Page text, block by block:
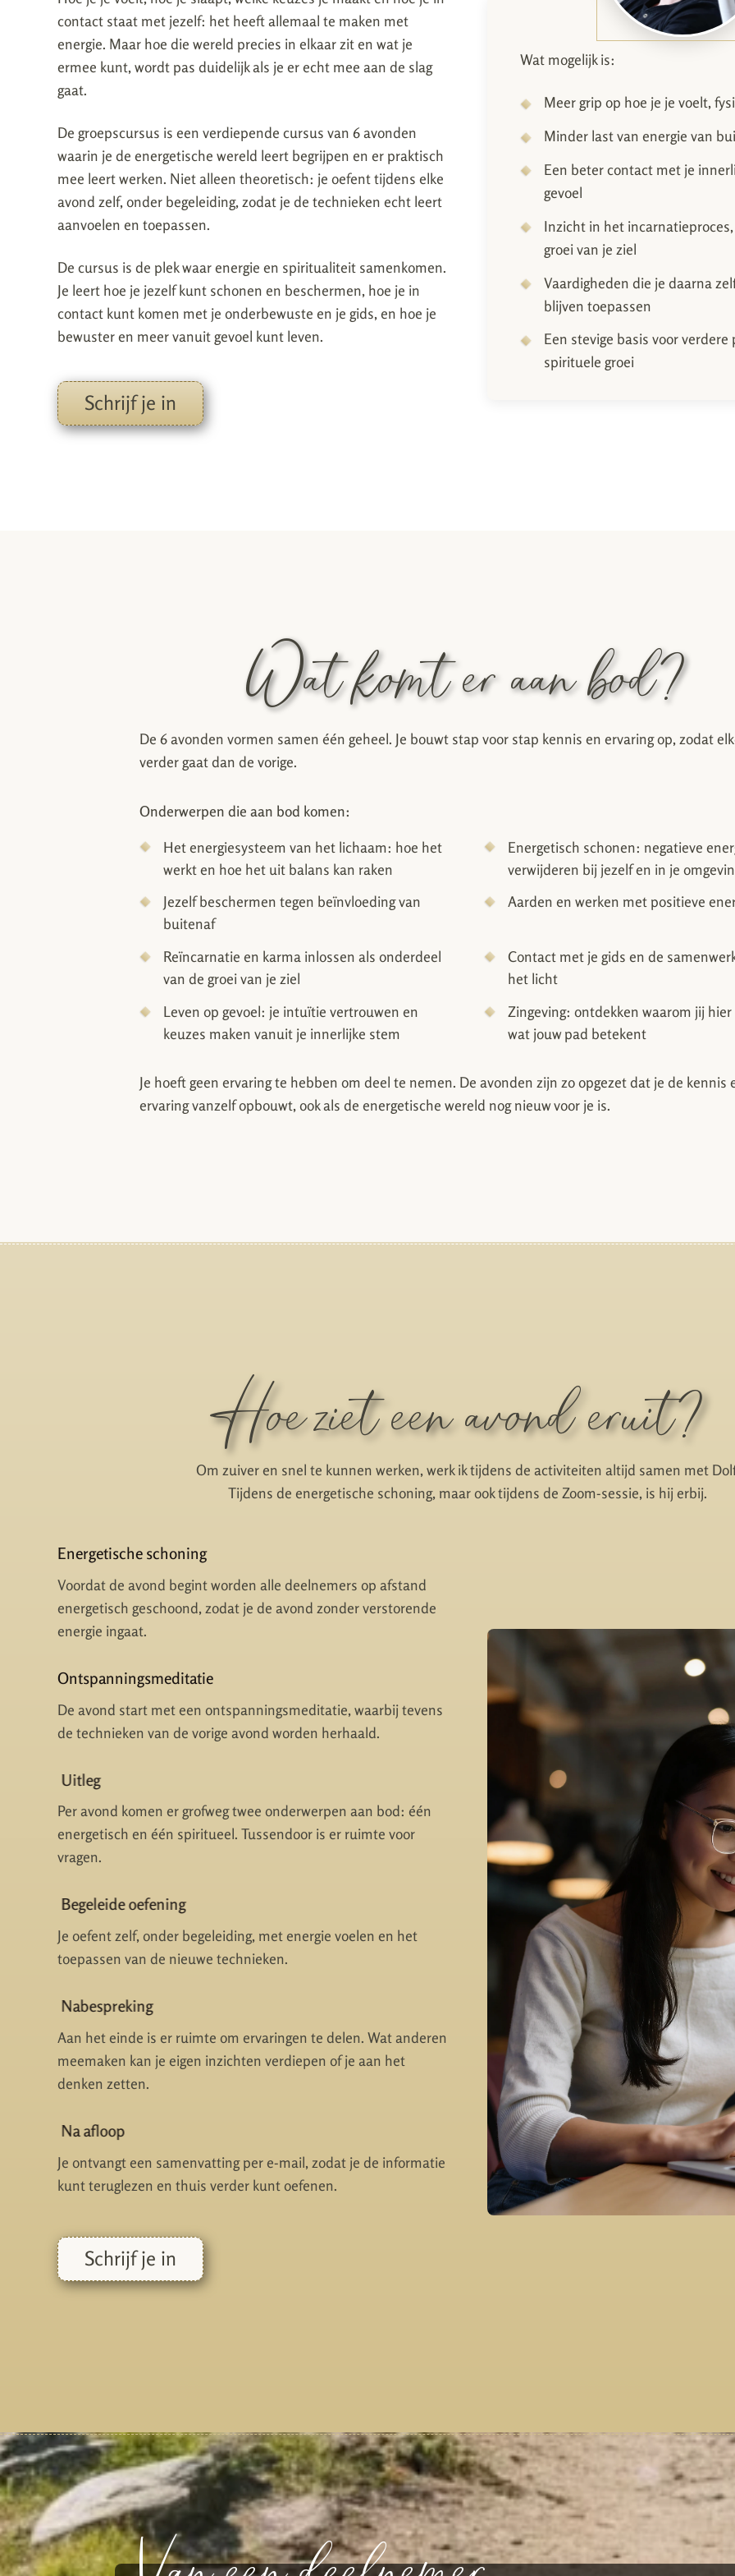
contact staat met jezelf: het heeft allemaal te maken met
energie. Maar hoe die wereld precies in elkaar zit en wat je
ermee kunt, wordt pas duidelijk als je er echt mee aan de slag
gaat.
De groepscursus is een verdiepende cursus van 6 avonden
waarin je de energetische wereld leert begrijpen en er praktisch
mee leert werken. Niet alleen theoretisch: je oefent tijdens elke
avond zelf, onder begeleiding, zodat je de technieken echt leert
aanvoelen en toepassen.
De cursus is de plek waar energie en spiritualiteit samenkomen.
Je leert hoe je jezelf kunt schonen en beschermen, hoe je in
contact kunt komen met je onderbewuste en je gids, en hoe je
bewuster en meer vanuit gevoel kunt leven.
Schrijf je in
Wat mogelijk is:
Meer grip op hoe je je voelt,
Minder last van energie van
Een beter contact met je
gevoel
Inzicht in het
groei van je ziel
Vaardigheden die je daarna
blijven toepassen
Een stevige basis voor verdere
spirituele groei
Wat komt er aan bod?
De 6 avonden vormen samen één geheel. Je bouwt stap voor stap kennis en ervaring op, zodat
verder gaat dan de vorige.
Onderwerpen die aan bod komen:
Het energiesysteem van het lichaam: hoe het
werkt en hoe het uit balans kan raken
Energetisch schonen: negatieve
verwijderen bij jezelf en in je
Jezelf beschermen tegen beïnvloeding van
buitenaf
Aarden en werken met positieve
Reïncarnatie en karma inlossen als onderdeel
van de groei van je ziel
Contact met je gids en de
het licht
Leven op gevoel: je intuïtie vertrouwen en
keuzes maken vanuit je innerlijke stem
Zingeving: ontdekken waarom jij
wat jouw pad betekent
Je hoeft geen ervaring te hebben om deel te nemen. De avonden zijn zo opgezet dat je de kennis
ervaring vanzelf opbouwt, ook als de energetische wereld nog nieuw voor je is.
Hoe ziet een avond eruit?
Om zuiver en snel te kunnen werken, werk ik tijdens de activiteiten altijd samen met
Tijdens de energetische schoning, maar ook tijdens de Zoom-sessie, is hij erbij.
Energetische schoning
Voordat de avond begint worden alle deelnemers op afstand
energetisch geschoond, zodat je de avond zonder verstorende
energie ingaat.
Ontspanningsmeditatie
De avond start met een ontspanningsmeditatie, waarbij tevens
de technieken van de vorige avond worden herhaald.
Uitleg
Per avond komen er grofweg twee onderwerpen aan bod: één
energetisch en één spiritueel. Tussendoor is er ruimte voor
vragen.
Begeleide oefening
Je oefent zelf, onder begeleiding, met energie voelen en het
toepassen van de nieuwe technieken.
Nabespreking
Aan het einde is er ruimte om ervaringen te delen. Wat anderen
meemaken kan je eigen inzichten verdiepen of je aan het
denken zetten.
Na afloop
Je ontvangt een samenvatting per e-mail, zodat je de informatie
kunt teruglezen en thuis verder kunt oefenen.
Schrijf je in